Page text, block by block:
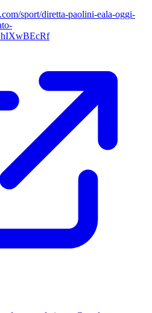
sport/diretta-paolini-eala-oggi-